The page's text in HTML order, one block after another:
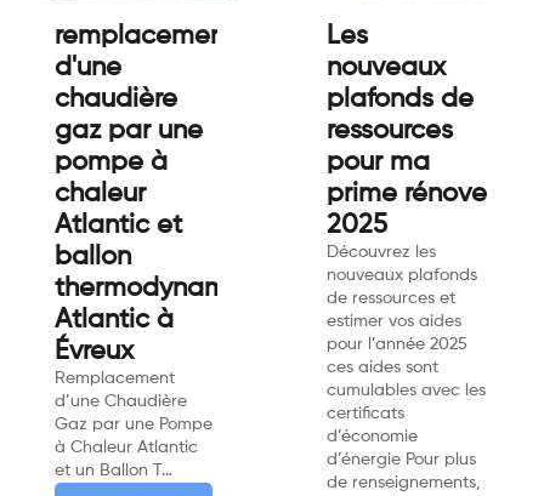
remplacement
d'une
chaudière
gaz par une
pompe à
chaleur
Atlantic et
ballon
thermodynamique
Atlantic à
Évreux
Remplacement
d’une Chaudière
Gaz par une Pompe
à Chaleur Atlantic
et un Ballon T…
Les
nouveaux
plafonds de
ressources
pour ma
prime rénove
2025
Découvrez les
nouveaux plafonds
de ressources et
estimer vos aides
pour l’année 2025
ces aides sont
cumulables avec les
certificats
d’économie
d’énergie Pour plus
de renseignements,